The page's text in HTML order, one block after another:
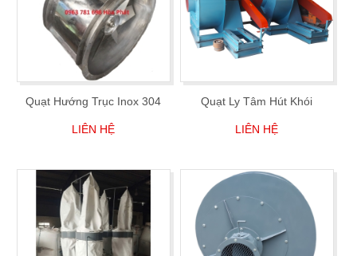
Quạt Hướng Trục Inox 304
LIÊN HỆ
Quạt Ly Tâm Hút Khói
LIÊN HỆ